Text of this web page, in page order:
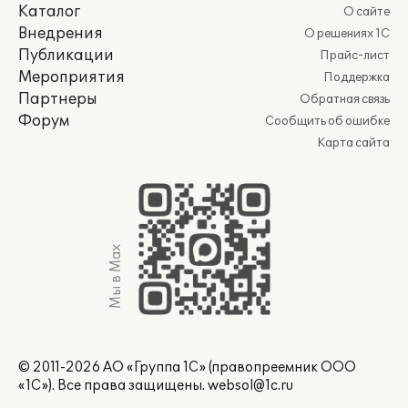
Каталог
Внедрения
Публикации
Мероприятия
Партнеры
Форум
О сайте
О решениях 1С
Прайс-лист
Поддержка
Обратная связь
Сообщить об ошибке
Карта сайта
Мы в Max
© 2011-2026 АО «Группа 1С» (правопреемник ООО
«1С»). Все права защищены. websol@1c.ru